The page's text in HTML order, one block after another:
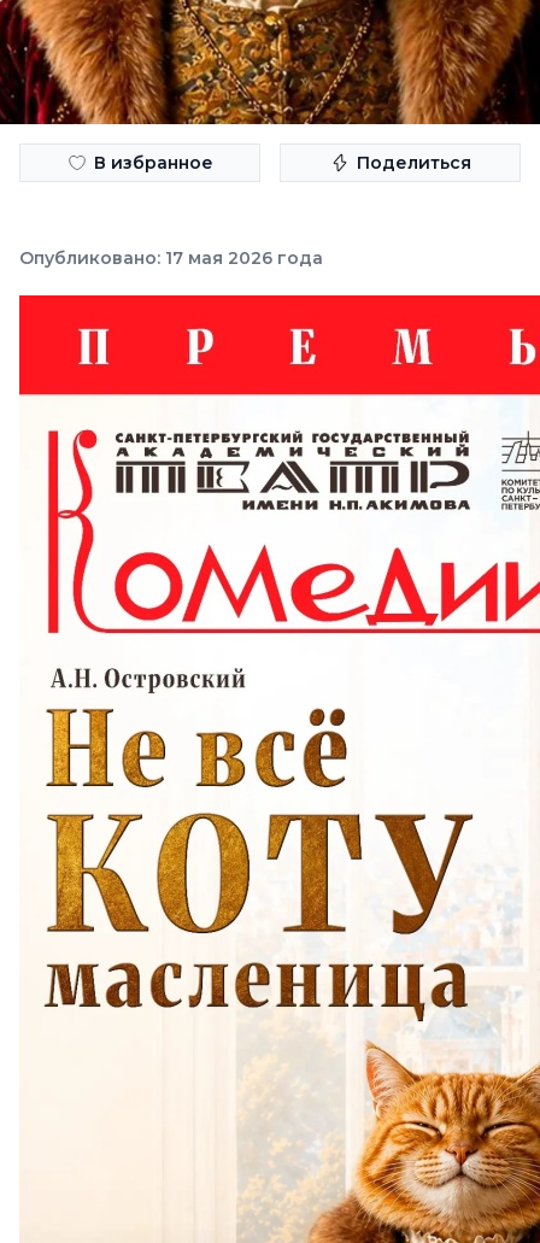
В избранное Поделиться
Опубликовано: 17 мая 2026 года